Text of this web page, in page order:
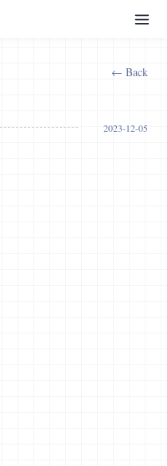
← Back
2023-12-05